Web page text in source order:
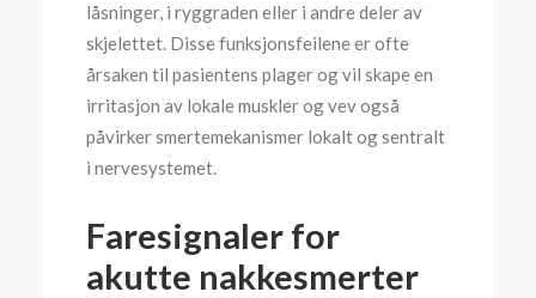
låsninger, i ryggraden eller i andre deler av
skjelettet. Disse funksjonsfeilene er ofte
årsaken til pasientens plager og vil skape en
irritasjon av lokale muskler og vev også
påvirker smertemekanismer lokalt og sentralt
i nervesystemet.
Faresignaler for
akutte nakkesmerter